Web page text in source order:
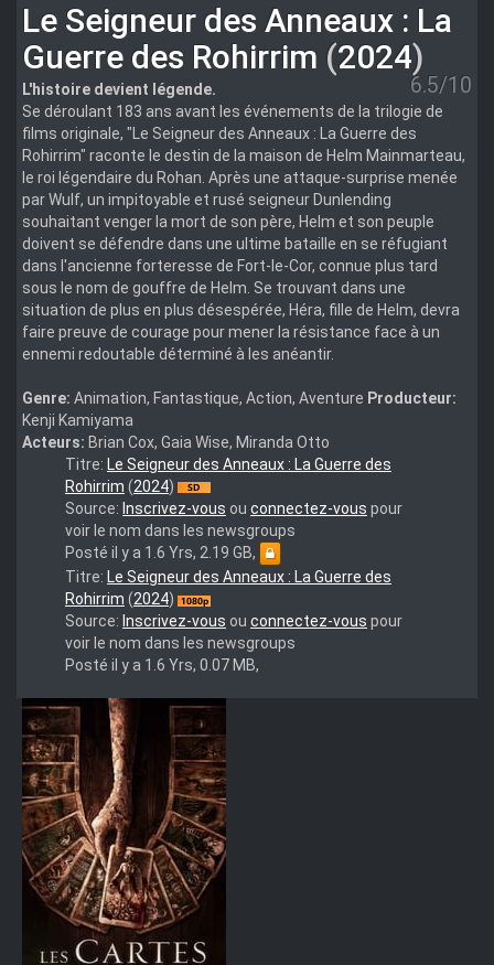
Le Seigneur des Anneaux : La
Guerre des Rohirrim (2024)
6.5/10
L'histoire devient légende.
Se déroulant 183 ans avant les événements de la trilogie de
films originale, "Le Seigneur des Anneaux : La Guerre des
Rohirrim" raconte le destin de la maison de Helm Mainmarteau,
le roi légendaire du Rohan. Après une attaque-surprise menée
par Wulf, un impitoyable et rusé seigneur Dunlending
souhaitant venger la mort de son père, Helm et son peuple
doivent se défendre dans une ultime bataille en se réfugiant
dans l'ancienne forteresse de Fort-le-Cor, connue plus tard
sous le nom de gouffre de Helm. Se trouvant dans une
situation de plus en plus désespérée, Héra, fille de Helm, devra
faire preuve de courage pour mener la résistance face à un
ennemi redoutable déterminé à les anéantir.
Genre: Animation, Fantastique, Action, Aventure Producteur:
Kenji Kamiyama
Acteurs: Brian Cox, Gaia Wise, Miranda Otto
Titre: Le Seigneur des Anneaux : La Guerre des
Rohirrim (2024)
Source: Inscrivez-vous ou connectez-vous pour
voir le nom dans les newsgroups
Posté il y a 1.6 Yrs, 2.19 GB,
Titre: Le Seigneur des Anneaux : La Guerre des
Rohirrim (2024)
Source: Inscrivez-vous ou connectez-vous pour
voir le nom dans les newsgroups
Posté il y a 1.6 Yrs, 0.07 MB,